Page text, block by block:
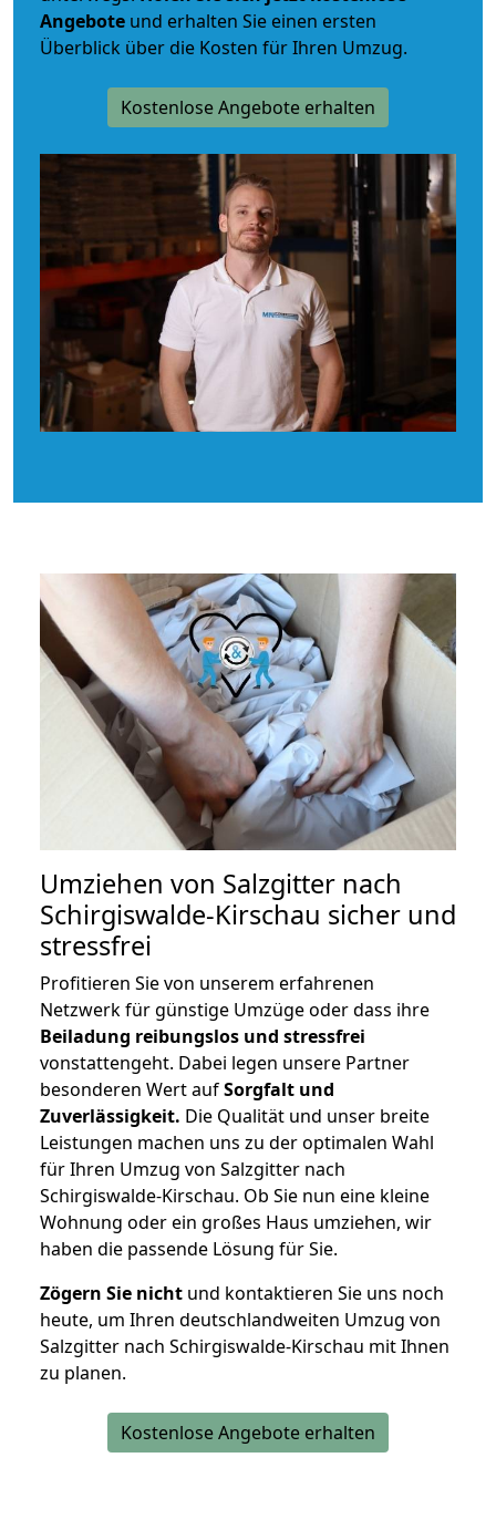
Angebote und erhalten Sie einen ersten
Überblick über die Kosten für Ihren Umzug.
Kostenlose Angebote erhalten
Umziehen von Salzgitter nach
Schirgiswalde-Kirschau sicher und
stressfrei
Profitieren Sie von unserem erfahrenen
Netzwerk für günstige Umzüge oder dass ihre
Beiladung reibungslos und stressfrei
vonstattengeht. Dabei legen unsere Partner
besonderen Wert aufSorgfalt und
Zuverlässigkeit. Die Qualität und unser breite
Leistungen machen uns zu der optimalen Wahl
für Ihren Umzug von Salzgitter nach
Schirgiswalde-Kirschau. Ob Sie nun eine kleine
Wohnung oder ein großes Haus umziehen, wir
haben die passende Lösung für Sie.
Zögern Sie nicht und kontaktieren Sie uns noch
heute, um Ihren deutschlandweiten Umzug von
Salzgitter nach Schirgiswalde-Kirschau mit Ihnen
zu planen.
Kostenlose Angebote erhalten